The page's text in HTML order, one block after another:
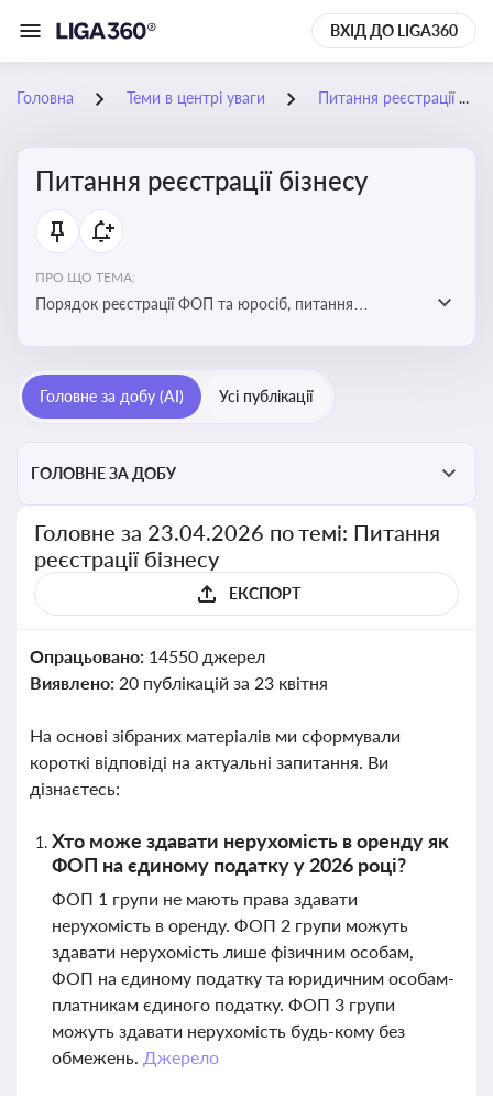
ВХІД ДО LIGA360
Головна Теми в центрі уваги Питання реєстрації бізнесу
Питання реєстрації бізнесу
ПРО ЩО ТЕМА:
Порядок реєстрації ФОП та юросіб, питання
підприємництва
Головне за добу (AI) Усі публікації
ГОЛОВНЕ ЗА ДОБУ
Головне за 23.04.2026 по темі: Питання
реєстрації бізнесу
ЕКСПОРТ
Опрацьовано: 14550 джерел
Виявлено: 20 публікацій за 23 квітня
На основі зібраних матеріалів ми сформували
короткі відповіді на актуальні запитання. Ви
дізнаєтесь:
Хто може здавати нерухомість в оренду як
ФОП на єдиному податку у 2026 році?
ФОП 1 групи не мають права здавати
нерухомість в оренду. ФОП 2 групи можуть
здавати нерухомість лише фізичним особам,
ФОП на єдиному податку та юридичним особам-
платникам єдиного податку. ФОП 3 групи
можуть здавати нерухомість будь-кому без
обмежень. Джерело